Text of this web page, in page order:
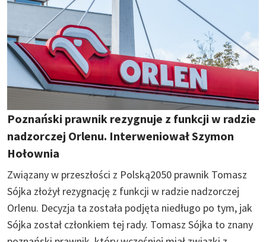
Poznański prawnik rezygnuje z funkcji w radzie
nadzorczej Orlenu. Interweniował Szymon
Hołownia
Związany w przeszłości z Polską2050 prawnik Tomasz
Sójka złożył rezygnację z funkcji w radzie nadzorczej
Orlenu. Decyzja ta została podjęta niedługo po tym, jak
Sójka został członkiem tej rady. Tomasz Sójka to znany